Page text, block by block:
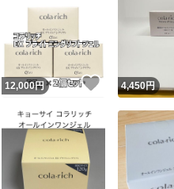
いね！
12,000円 いいね！
4,450円